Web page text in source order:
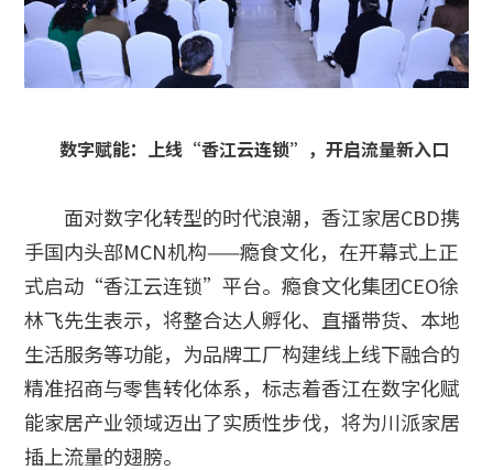
数字赋能：上线“香江云连锁”，开启流量新入口
面对数字化转型的时代浪潮，香江家居CBD携
手国内头部MCN机构——瘾食文化，在开幕式上正
式启动“香江云连锁”平台。瘾食文化集团CEO徐
林飞先生表示，将整合达人孵化、直播带货、本地
生活服务等功能，为品牌工厂构建线上线下融合的
精准招商与零售转化体系，标志着香江在数字化赋
能家居产业领域迈出了实质性步伐，将为川派家居
插上流量的翅膀。